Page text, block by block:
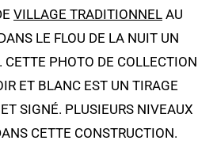
VILLAGE TRADITIONNEL AU
LE FLOU DE LA NUIT UN
. CETTE PHOTO DE COLLECTION
ET BLANC EST UN TIRAGE
SIGNÉ. PLUSIEURS NIVEAUX
CETTE CONSTRUCTION.